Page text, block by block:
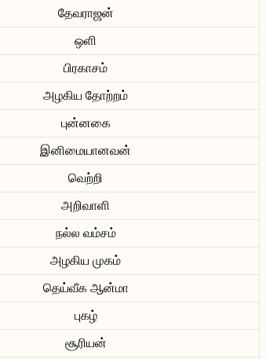
தேவராஜன்
ஒளி
பிரகாசம்
அழகிய தோற்றம்
புன்னகை
இனிமையானவன்
வெற்றி
அறிவாளி
நல்ல வம்சம்
அழகிய முகம்
தெய்வீக ஆன்மா
புகழ்
சூரியன்